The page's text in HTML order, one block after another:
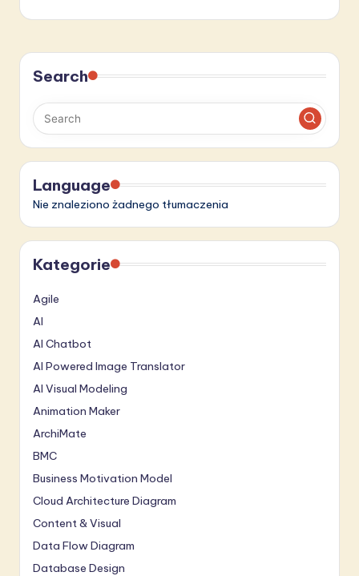
Search
Language
Nie znaleziono żadnego tłumaczenia
Kategorie
Agile
AI
AI Chatbot
AI Powered Image Translator
AI Visual Modeling
Animation Maker
ArchiMate
BMC
Business Motivation Model
Cloud Architecture Diagram
Content & Visual
Data Flow Diagram
Database Design